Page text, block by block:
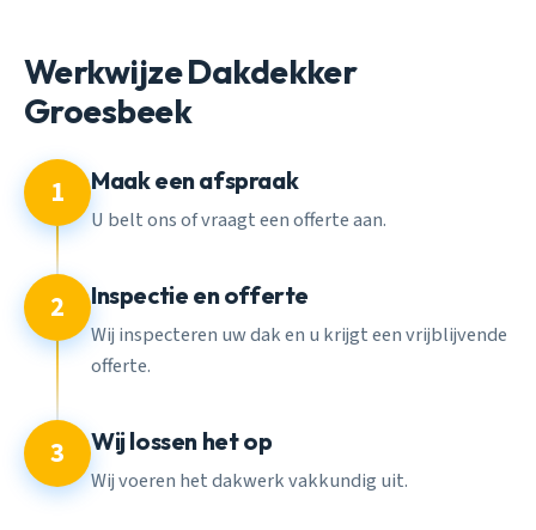
Werkwijze Dakdekker
Groesbeek
1 Maak een afspraak
U belt ons of vraagt een offerte aan.
2 Inspectie en offerte
Wij inspecteren uw dak en u krijgt een vrijblijvende
offerte.
3 Wij lossen het op
Wij voeren het dakwerk vakkundig uit.